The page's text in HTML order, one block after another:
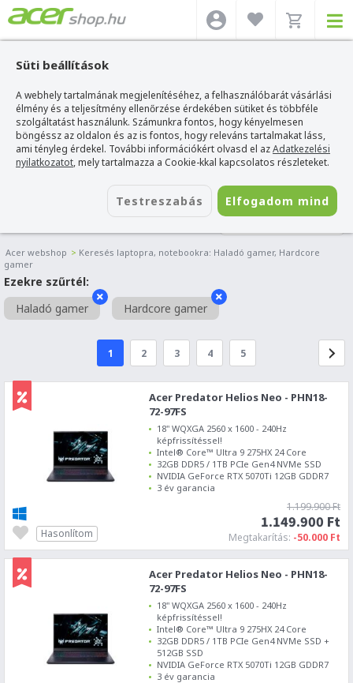
Süti beállítások
A webhely tartalmának megjelenítéséhez, a felhasználóbarát vásárlási
élmény és a teljesítmény ellenőrzése érdekében sütiket és többféle
szolgáltatást használunk. Számunkra fontos, hogy kényelmesen
böngéssz az oldalon és az is fontos, hogy releváns tartalmakat láss,
ami tényleg érdekel. További információkért olvasd el azAdatkezelési
nyilatkozatot, mely tartalmazza a Cookie-kkal kapcsolatos részleteket.
Testreszabás
Elfogadom mind
LAPTOP SZŰRŐ
Acer webshop > Keresés laptopra, notebookra: Haladó gamer, Hardcore
gamer
Ezekre szűrtél:
Haladó gamer
Hardcore gamer
1 2 3 4 5
Acer Predator Helios Neo - PHN18-
72-97FS
18" WQXGA 2560 x 1600 - 240Hz
képfrissítéssel!
Intel® Core™ Ultra 9 275HX 24 Core
32GB DDR5 / 1TB PCIe Gen4 NVMe SSD
NVIDIA GeForce RTX 5070Ti 12GB GDDR7
3 év garancia
1.199.900 Ft
1.149.900 Ft
Megtakarítás: -50.000 Ft
Hasonlítom
Acer Predator Helios Neo - PHN18-
72-97FS
18" WQXGA 2560 x 1600 - 240Hz
képfrissítéssel!
Intel® Core™ Ultra 9 275HX 24 Core
32GB DDR5 / 1TB PCIe Gen4 NVMe SSD +
512GB SSD
NVIDIA GeForce RTX 5070Ti 12GB GDDR7
3 év garancia